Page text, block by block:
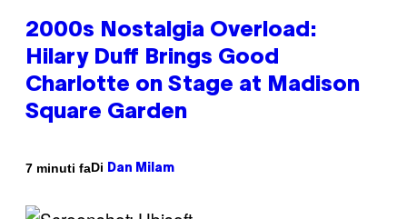
2000s Nostalgia Overload:
Hilary Duff Brings Good
Charlotte on Stage at Madison
Square Garden
7 minuti faDi Dan Milam